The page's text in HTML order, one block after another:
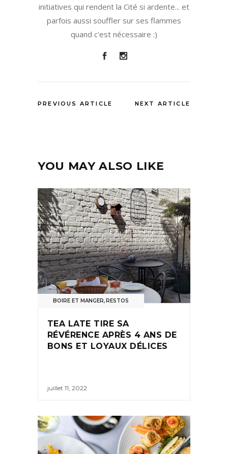
initiatives qui rendent la Cité si ardente... et
parfois aussi souffler sur ses flammes
quand c'est nécessaire :)
PREVIOUS ARTICLE NEXT ARTICLE
YOU MAY ALSO LIKE
BOIRE ET MANGER, RESTOS
TEA LATE TIRE SA
RÉVÉRENCE APRÈS 4 ANS DE
BONS ET LOYAUX DÉLICES
juillet 11, 2022